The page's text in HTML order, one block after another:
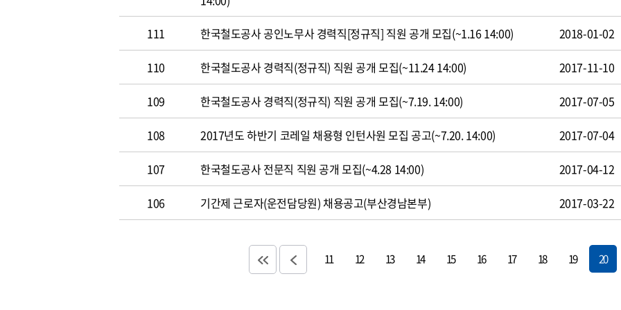
111
한국철도공사 공인노무사 경력직[정규직] 직원 공개 모집(~1.16 14:00) 2018-01-02
110 한국철도공사 경력직(정규직) 직원 공개 모집(~11.24 14:00) 2017-11-10
109 한국철도공사 경력직(정규직) 직원 공개 모집(~7.19. 14:00) 2017-07-05
108 2017년도 하반기 코레일 채용형 인턴사원 모집 공고(~7.20. 14:00) 2017-07-04
107 한국철도공사 전문직 직원 공개 모집(~4.28 14:00) 2017-04-12
106 기간제 근로자(운전담당원) 채용공고(부산경남본부) 2017-03-22
11 12 13 14 15 16 17 18 19 20